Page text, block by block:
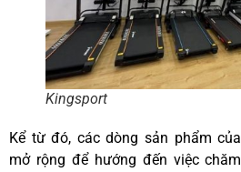
Kingsport
Kể từ đó, các dòng sản phẩm của
mở rộng để hướng đến việc